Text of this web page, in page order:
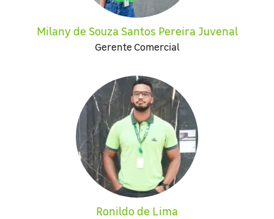
Milany de Souza Santos Pereira Juvenal
Gerente Comercial
Ronildo de Lima